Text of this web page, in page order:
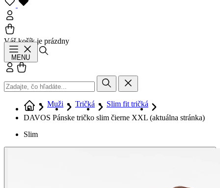
Váš košík je prázdny
MENU
Prihlásiť sa
Muži Tričká
Slim fit tričká
DAVOS Pánske tričko slim čierne XXL (aktuálna stránka)
Slim